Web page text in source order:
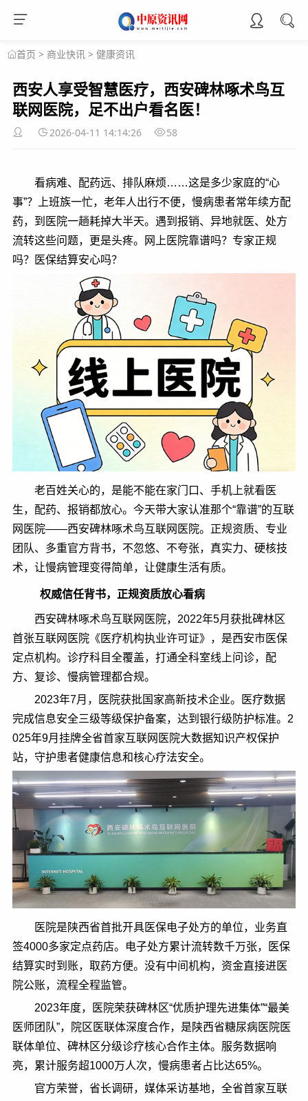
首页 > 商业快讯 > 健康资讯
西安人享受智慧医疗，西安碑林啄术鸟互
联网医院，足不出户看名医！
2026-04-11 14:14:26 58
看病难、配药远、排队麻烦……这是多少家庭的“心
事”？上班族一忙，老年人出行不便，慢病患者常年续方配
药，到医院一趟耗掉大半天。遇到报销、异地就医、处方
流转这些问题，更是头疼。网上医院靠谱吗？专家正规
吗？医保结算安心吗？
老百姓关心的，是能不能在家门口、手机上就看医
生，配药、报销都放心。今天带大家认准那个“靠谱”的互联
网医院——西安碑林啄术鸟互联网医院。正规资质、专业
团队、多重官方背书，不忽悠、不夸张，真实力、硬核技
术，让慢病管理变得简单，让健康生活有质。
权威信任背书，正规资质放心看病
西安碑林啄术鸟互联网医院，2022年5月获批碑林区
首张互联网医院《医疗机构执业许可证》，是西安市医保
定点机构。诊疗科目全覆盖，打通全科室线上问诊，配
方、复诊、慢病管理都合规。
2023年7月，医院获批国家高新技术企业。医疗数据
完成信息安全三级等级保护备案，达到银行级防护标准。2
025年9月挂牌全省首家互联网医院大数据知识产权保护
站，守护患者健康信息和核心疗法安全。
医院是陕西省首批开具医保电子处方的单位，业务直
签4000多家定点药店。电子处方累计流转数千万张，医保
结算实时到账，取药方便。没有中间机构，资金直接进医
院公账，流程全程监管。
2023年度，医院荣获碑林区“优质护理先进集体”“最美
医师团队”，院区医联体深度合作，是陕西省糖尿病医院医
联体单位、碑林区分级诊疗核心合作主体。服务数据响
亮，累计服务超1000万人次，慢病患者占比达65%。
官方荣誉，省长调研，媒体采访基地，全省首家互联